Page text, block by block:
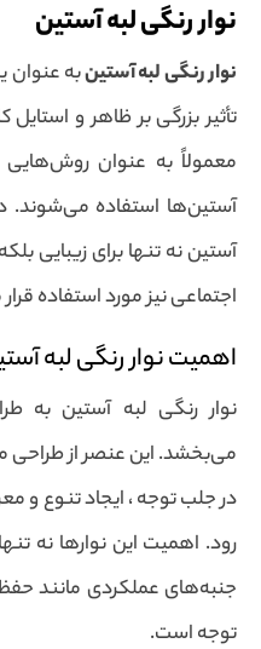
نوار رنگی لبه آستین
نوار رنگی لبه آستینبه عنوان
تأثیر بزرگی بر ظاهر و
معمولاً به عنوان
آستین‌ها استفاده می‌شوند.
آستین نه تنها برای زیبایی
اجتماعی نیز مورد استفاده
اهمیت نوار رنگی لبه
نوار رنگی لبه آستین
می‌بخشد. این عنصر از طراحی
در جلب توجه ، ایجاد تنوع
رود. اهمیت این نوارها نه
جنبه‌های عملکردی مانند
توجه است.